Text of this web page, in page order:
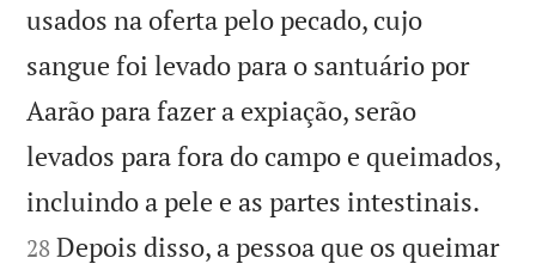
usados na oferta pelo pecado, cujo
sangue foi levado para o santuário por
Aarão para fazer a expiação, serão
levados para fora do campo e queimados,
incluindo a pele e as partes intestinais.
28 Depois disso, a pessoa que os queimar